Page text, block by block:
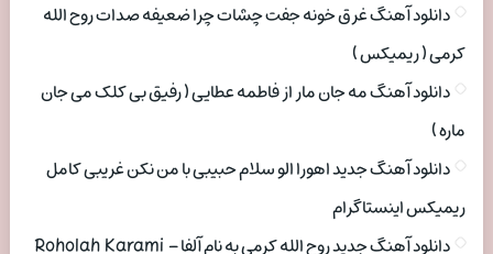
دانلود آهنگ غرق خونه جفت چشات چرا ضعیفه صدات روح الله
کرمی ( ریمیکس )
دانلود آهنگ مه جان مار از فاطمه عطایی ( رفیق بی کلک می جان
ماره )
دانلود آهنگ جدید اهورا الو سلام حبیبی با من نکن غریبی کامل
ریمیکس اینستاگرام
دانلود آهنگ جدید روح الله کرمی به نام آلفا Roholah Karami –